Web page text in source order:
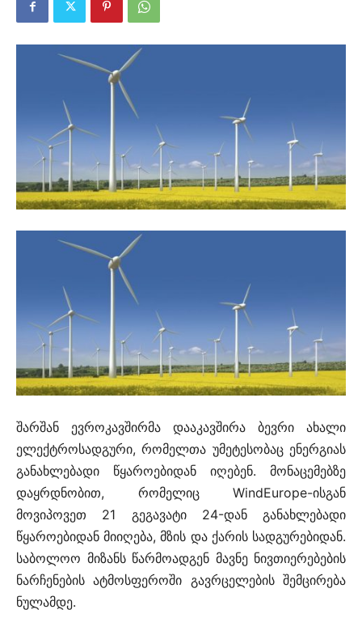
შარშან ევროკავშირმა დააკავშირა ბევრი ახალი
ელექტროსადგური, რომელთა უმეტესობაც ენერგიას
განახლებადი წყაროებიდან იღებენ. მონაცემებზე
დაყრდნობით, რომელიც WindEurope-ისგან
მოვიპოვეთ 21 გეგავატი 24-დან განახლებადი
წყაროებიდან მიიღება, მზის და ქარის სადგურებიდან.
საბოლოო მიზანს წარმოადგენ მავნე ნივთიერებების
ნარჩენების ატმოსფეროში გავრცელების შემცირება
ნულამდე.